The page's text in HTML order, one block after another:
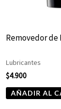
Removedor de
Lubricantes
$4.900
AÑADIR AL